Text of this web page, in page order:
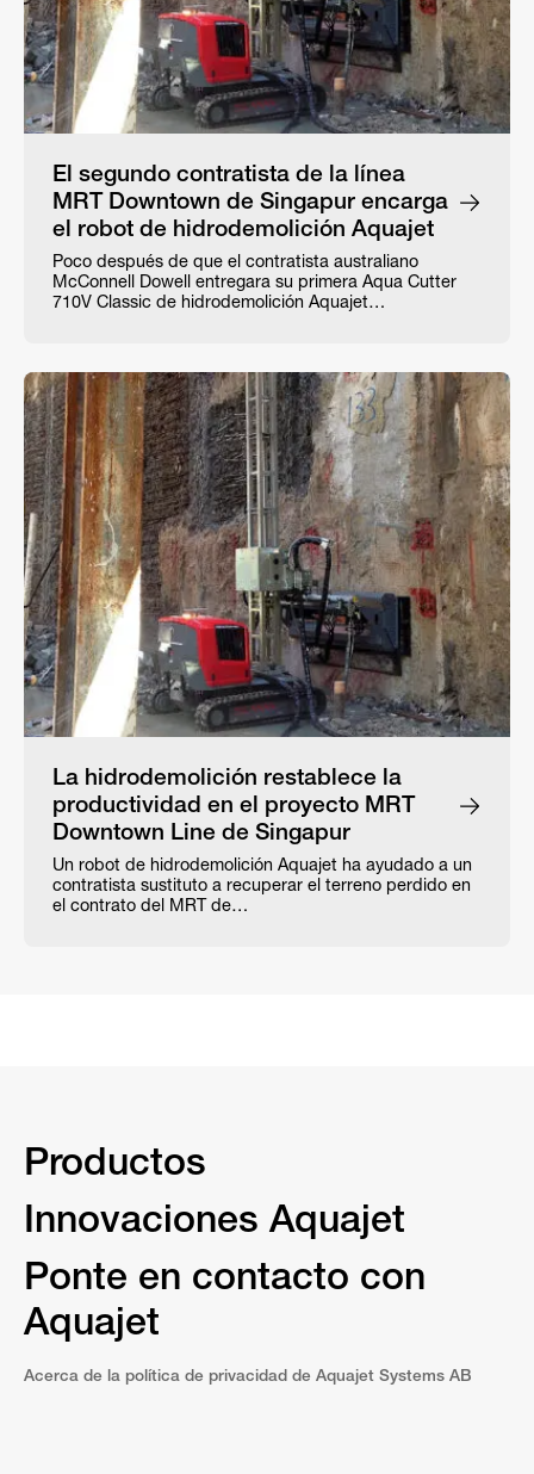
El segundo contratista de la línea
MRT Downtown de Singapur encarga
el robot de hidrodemolición Aquajet
Poco después de que el contratista australiano
McConnell Dowell entregara su primera Aqua Cutter
710V Classic de hidrodemolición Aquajet…
La hidrodemolición restablece la
productividad en el proyecto MRT
Downtown Line de Singapur
Un robot de hidrodemolición Aquajet ha ayudado a un
contratista sustituto a recuperar el terreno perdido en
el contrato del MRT de…
Productos
Innovaciones Aquajet
Ponte en contacto con
Aquajet
Acerca de la política de privacidad de Aquajet Systems AB